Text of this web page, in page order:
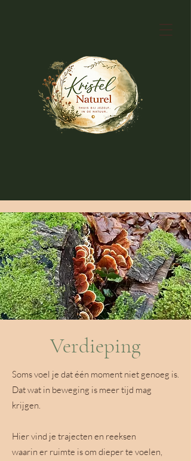
Verdieping
Soms voel je dat één moment niet genoeg is.
Dat wat in beweging is meer tijd mag
krijgen.
Hier vind je trajecten en reeksen
waarin er ruimte is om dieper te voelen,